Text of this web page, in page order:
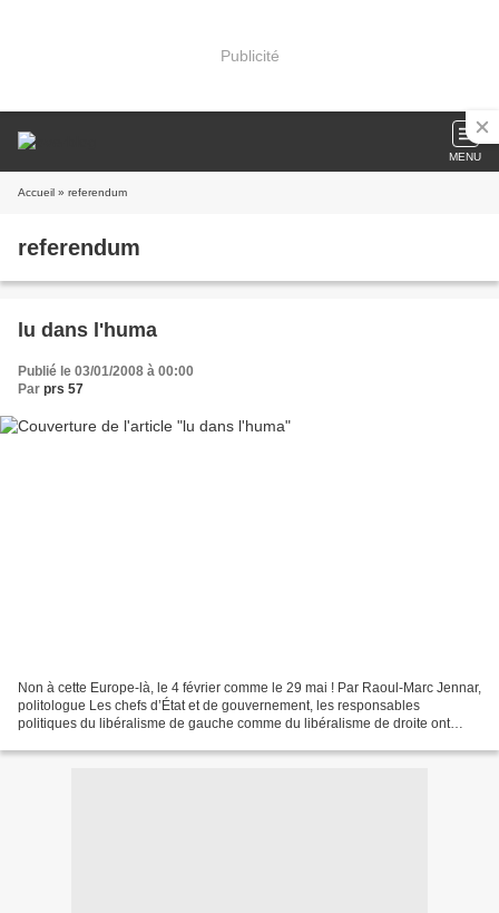
Publicité
MENU
Accueil » referendum
referendum
lu dans l'huma
Publié le 03/01/2008 à 00:00
Par prs 57
Non à cette Europe-là, le 4 février comme le 29 mai ! Par Raoul-Marc Jennar,
politologue Les chefs d’État et de gouvernement, les responsables
politiques du libéralisme de gauche comme du libéralisme de droite ont